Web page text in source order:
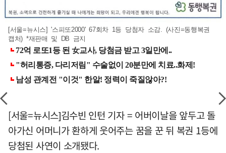
[서울=뉴시스] '스피또2000' 67회차 1등 당첨자 소감. (사진=동행복권
캡처) *재판매 및 DB 금지
[서울=뉴시스]김수빈 인턴 기자 = 어버이날을 앞두고 돌
아가신 어머니가 환하게 웃어주는 꿈을 꾼 뒤 복권 1등에
당첨된 사연이 소개됐다.